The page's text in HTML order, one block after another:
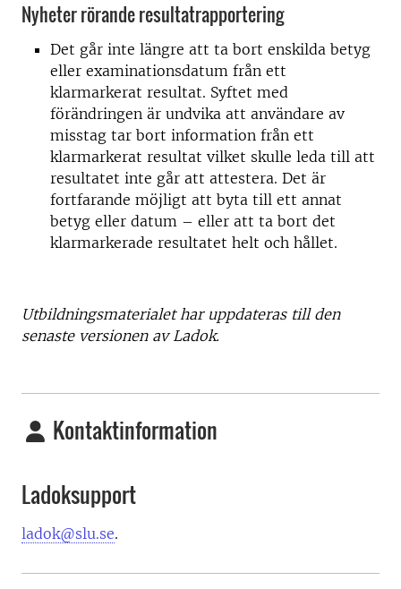
Nyheter rörande resultatrapportering
Det går inte längre att ta bort enskilda betyg
eller examinationsdatum från ett
klarmarkerat resultat. Syftet med
förändringen är undvika att användare av
misstag tar bort information från ett
klarmarkerat resultat vilket skulle leda till att
resultatet inte går att attestera. Det är
fortfarande möjligt att byta till ett annat
betyg eller datum – eller att ta bort det
klarmarkerade resultatet helt och hållet.
Utbildningsmaterialet har uppdateras till den
senaste versionen av Ladok.
Kontaktinformation
Ladoksupport
ladok@slu.se.